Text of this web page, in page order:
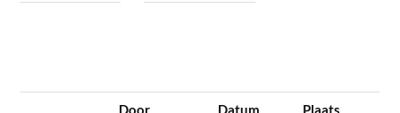
Door Datum Plaats